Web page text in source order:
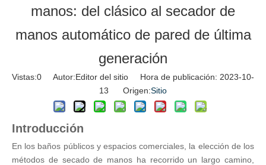
manos: del clásico al secador de
manos automático de pared de última
generación
Vistas:0 Autor:Editor del sitio Hora de publicación: 2023-10-
13 Origen:Sitio
Introducción
En los baños públicos y espacios comerciales, la elección de los
métodos de secado de manos ha recorrido un largo camino,